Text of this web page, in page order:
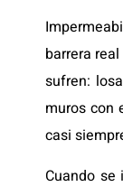
barrera
sufren:
muros con
casi
Cuando